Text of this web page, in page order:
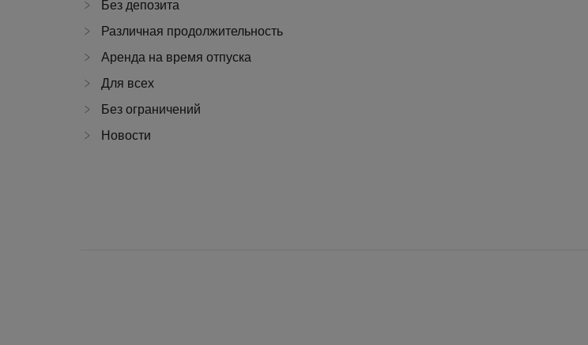
Без депозита
Различная продолжительность
Аренда на время отпуска
Для всех
Без ограничений
Новости